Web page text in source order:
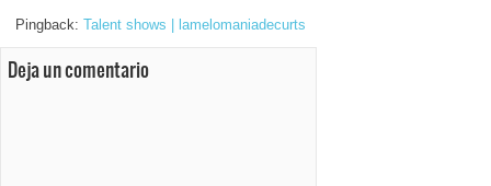
Pingback:Talent shows | lamelomaniadecurts
Deja un comentario